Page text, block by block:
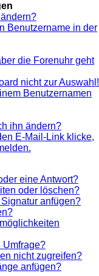
Benutzername in der
die Forenuhr geht
nicht zur Auswahl!
Benutzernamen
ihn ändern?
E-Mail-Link klicke,
eine Antwort?
oder löschen?
anfügen?
Umfrage?
nicht zugreifen?
anfügen?